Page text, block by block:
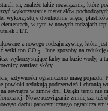
się znaleźć takie rozwiązania, które
wykorzystanie materiałów
wykorzystuje dwukrotnie więcej
w tym w nowych rodzajach
PET.
z nowego rodzaju żywicy, która
setki ton CO 2
. Inne sposoby na
wykorzystujące farby na bazie wody, a
zamiast skóry.
sztywności ograniczono masę pojazdu.
powłoki redukują podczerwień i chronią
na zewnątrz w zimne dni. Dzięki temu nie
Nowe rozwiązanie zmniejsza też
dachu panoramicznego ogranicza